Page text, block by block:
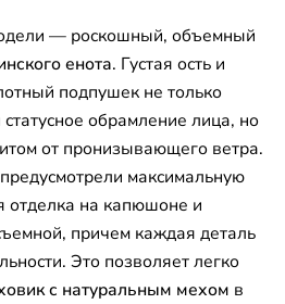
— роскошный, объемный
енота. Густая ость и
подпушек не только
обрамление лица, но
от пронизывающего ветра.
максимальную
отделка на капюшоне и
причем каждая деталь
Это позволяет легко
с натуральным мехом в